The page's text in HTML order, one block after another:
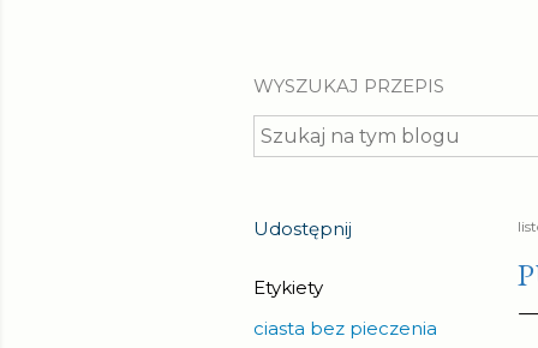
WYSZUKAJ PRZEPIS
Udostępnij
Etykiety
ciasta bez pieczenia